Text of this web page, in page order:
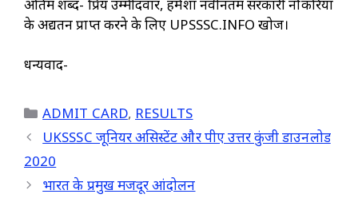
अंतिम शब्द- प्रिय उम्मीदवार, हमेशा नवीनतम सरकारी नौकरियों
के अद्यतन प्राप्त करने के लिए UPSSSC.INFO खोजें।
धन्यवाद-
Categories
ADMIT CARD, RESULTS
UKSSSC जूनियर असिस्टेंट और पीए उत्तर कुंजी डाउनलोड
2020
भारत के प्रमुख मजदूर आंदोलन